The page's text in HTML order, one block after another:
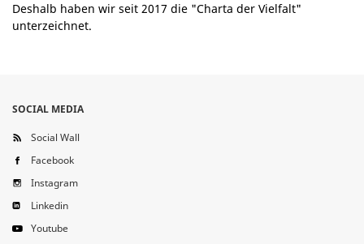
Deshalb haben wir seit 2017 die "Charta der Vielfalt"
unterzeichnet.
SOCIAL MEDIA
Social Wall
Facebook
Instagram
Linkedin
Youtube